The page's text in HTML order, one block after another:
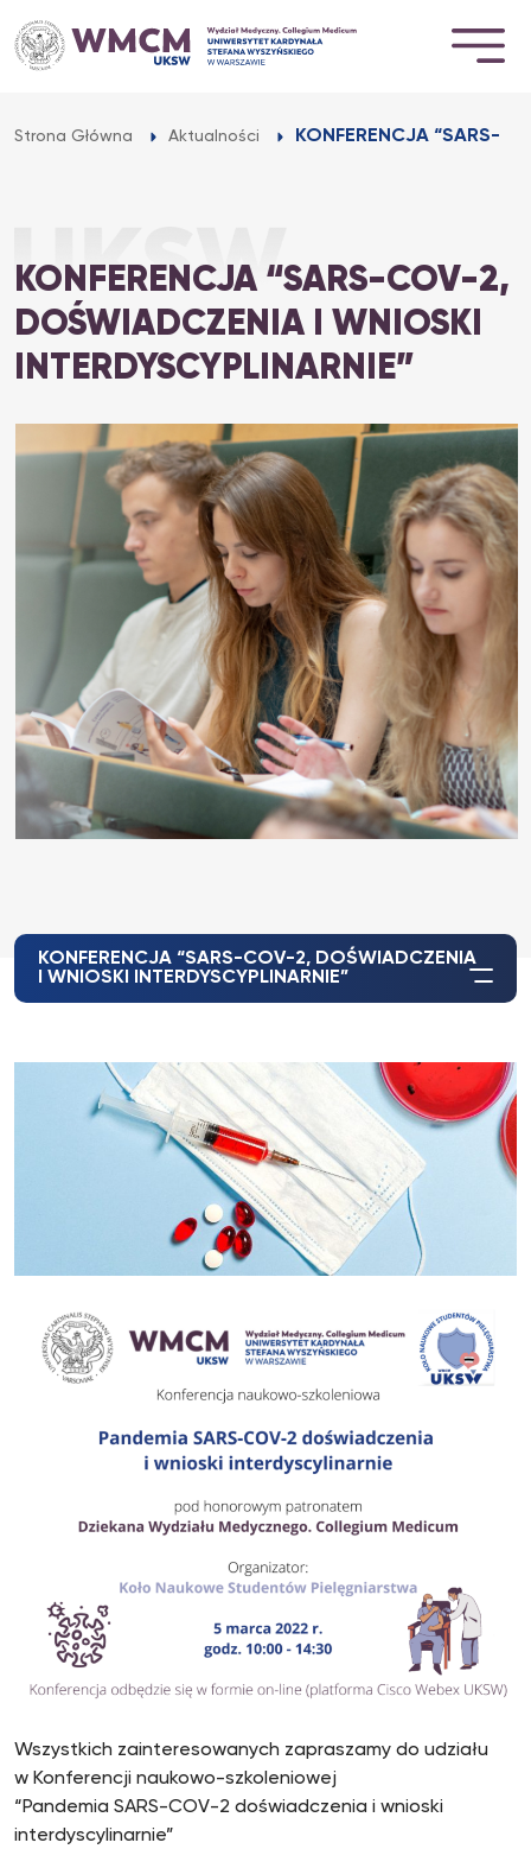
do
treści
Strona Główna Aktualności KONFERENCJA “SARS-
KONFERENCJA “SARS-COV-2,
DOŚWIADCZENIA I WNIOSKI
INTERDYSCYPLINARNIE”
KONFERENCJA “SARS-COV-2, DOŚWIADCZENIA
I WNIOSKI INTERDYSCYPLINARNIE”
Wszystkich zainteresowanych zapraszamy do udziału
w Konferencji naukowo-szkoleniowej
“Pandemia SARS-COV-2 doświadczenia i wnioski
interdyscylinarnie”